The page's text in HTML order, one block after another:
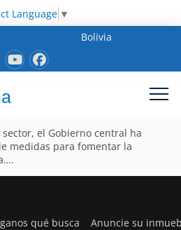
Language ▼
Bolivia
el Gobierno central ha
medidas para fomentar la
qué busca Anuncie su